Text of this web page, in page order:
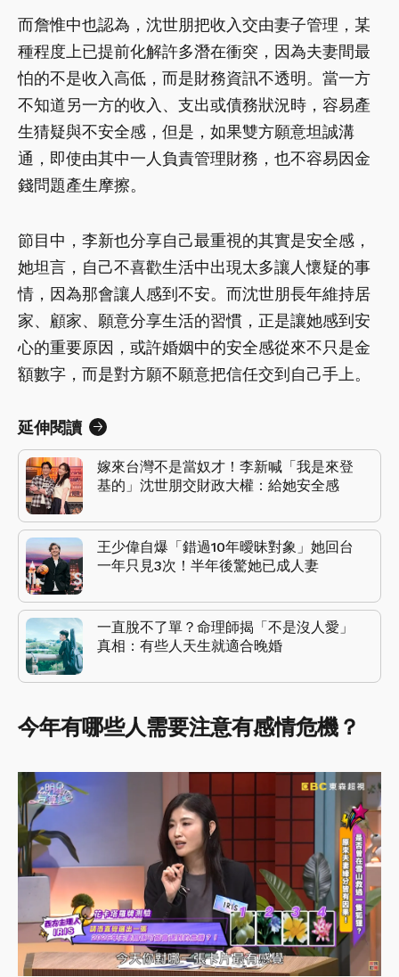
而詹惟中也認為，沈世朋把收入交由妻子管理，某
種程度上已提前化解許多潛在衝突，因為夫妻間最
怕的不是收入高低，而是財務資訊不透明。當一方
不知道另一方的收入、支出或債務狀況時，容易產
生猜疑與不安全感，但是，如果雙方願意坦誠溝
通，即使由其中一人負責管理財務，也不容易因金
錢問題產生摩擦。
節目中，李新也分享自己最重視的其實是安全感，
她坦言，自己不喜歡生活中出現太多讓人懷疑的事
情，因為那會讓人感到不安。而沈世朋長年維持居
家、顧家、願意分享生活的習慣，正是讓她感到安
心的重要原因，或許婚姻中的安全感從來不只是金
額數字，而是對方願不願意把信任交到自己手上。
延伸閱讀
嫁來台灣不是當奴才！李新喊「我是來登
基的」沈世朋交財政大權：給她安全感
王少偉自爆「錯過10年曖昧對象」她回台
一年只見3次！半年後驚她已成人妻
一直脫不了單？命理師揭「不是沒人愛」
真相：有些人天生就適合晚婚
今年有哪些人需要注意有感情危機？